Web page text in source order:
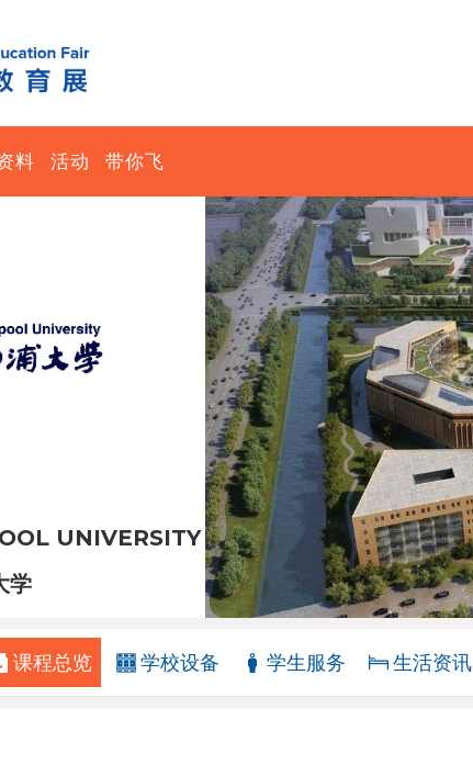
料 活动 带你飞
UNIVERSITY
学
课程总览 学校设备 学生服务 生活资讯